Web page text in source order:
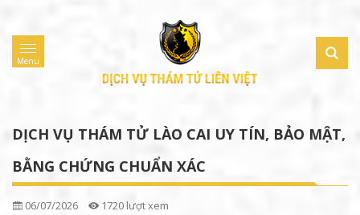
Menu
DỊCH VỤ THÁM TỬ LÀO CAI UY TÍN, BẢO MẬT,
BẰNG CHỨNG CHUẨN XÁC
06/07/2026 1720 lượt xem